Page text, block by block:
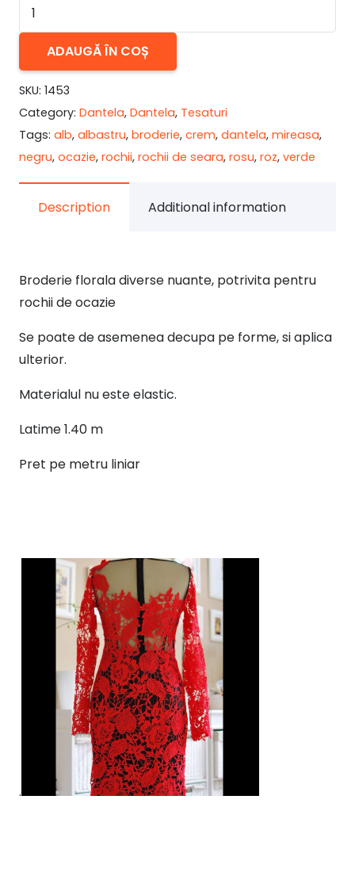
Cantitate
Broderie
florala
tip
macrame
-
div
culori
ADAUGĂ ÎN COȘ
SKU: 1453
Category: Dantela, Dantela, Tesaturi
Tags: alb, albastru, broderie, crem, dantela, mireasa,
negru, ocazie, rochii, rochii de seara, rosu, roz, verde
Description Additional information
Broderie florala diverse nuante, potrivita pentru
rochii de ocazie
Se poate de asemenea decupa pe forme, si aplica
ulterior.
Materialul nu este elastic.
Latime 1.40 m
Pret pe metru liniar
.